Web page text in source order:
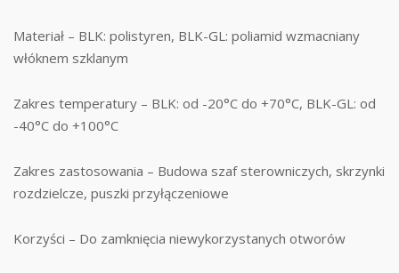
Materiał – BLK: polistyren, BLK-GL: poliamid wzmacniany
włóknem szklanym
Zakres temperatury – BLK: od -20°C do +70°C, BLK-GL: od
-40°C do +100°C
Zakres zastosowania – Budowa szaf sterowniczych, skrzynki
rozdzielcze, puszki przyłączeniowe
Korzyści – Do zamknięcia niewykorzystanych otworów